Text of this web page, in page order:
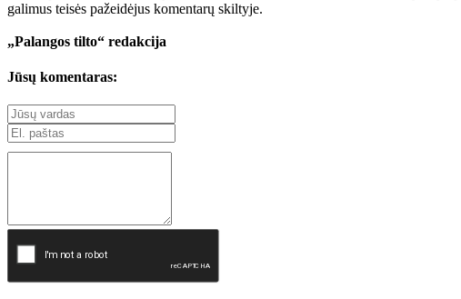
galimus teisės pažeidėjus komentarų skiltyje.
„Palangos tilto“ redakcija
Jūsų komentaras: